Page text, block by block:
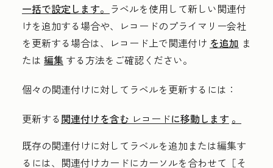
一括で設定します。 ラベルを使用して新しい関連付
けを追加する場合や、レコードのプライマリー会社
を更新する場合は、レコード上で関連付け を追加 ま
たは 編集 する方法をご確認ください。
個々の関連付けに対してラベルを更新するには：
更新する関連付けを含む レコードに移動します 。
既存の関連付けに対してラベルを追加または編集す
るには、 関連付けカードにカーソルを合わせて［そ